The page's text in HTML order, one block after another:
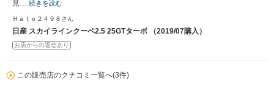
見… 続きを読む
Ｈａｔｏ２４９８さん
日産 スカイラインクーペ2.5 25GTターボ （2019/07購入）
お店からの返信あり
この販売店のクチコミ一覧へ(3件)